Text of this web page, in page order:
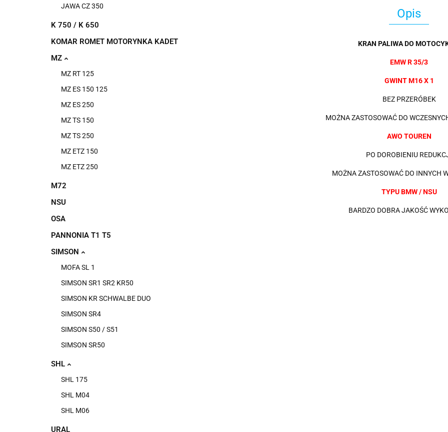
JAWA CZ 350
K 750 / K 650
KOMAR ROMET MOTORYNKA KADET
MZ
MZ RT 125
MZ ES 150 125
MZ ES 250
MZ TS 150
MZ TS 250
MZ ETZ 150
MZ ETZ 250
M72
NSU
OSA
PANNONIA T1 T5
SIMSON
MOFA SL 1
SIMSON SR1 SR2 KR50
SIMSON KR SCHWALBE DUO
SIMSON SR4
SIMSON S50 / S51
SIMSON SR50
SHL
SHL 175
SHL M04
SHL M06
URAL
Opis
KRAN PALIWA DO
EMW R 35/3
GWINT M16 X 1
BEZ PRZERÓBEK
MOŻNA ZASTOSOWAĆ DO
AWO TOUREN
PO DOROBIENIU
MOŻNA ZASTOSOWAĆ DO INNYCH
TYPU BMW / NSU
BARDZO DOBRA JAKOŚĆ